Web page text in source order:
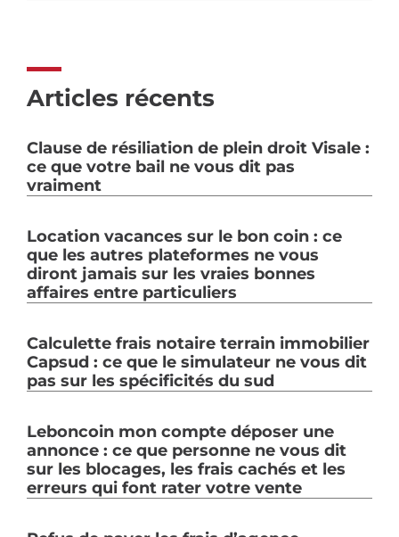
Articles récents
Clause de résiliation de plein droit Visale :
ce que votre bail ne vous dit pas
vraiment
Location vacances sur le bon coin : ce
que les autres plateformes ne vous
diront jamais sur les vraies bonnes
affaires entre particuliers
Calculette frais notaire terrain immobilier
Capsud : ce que le simulateur ne vous dit
pas sur les spécificités du sud
Leboncoin mon compte déposer une
annonce : ce que personne ne vous dit
sur les blocages, les frais cachés et les
erreurs qui font rater votre vente